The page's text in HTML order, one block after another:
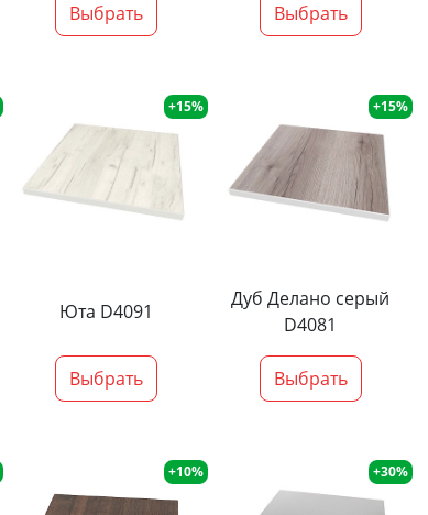
Выбрать Выбрать
+15%
Юта D4091
Выбрать
+15%
Дуб Делано серый
D4081
Выбрать
+10% +30%